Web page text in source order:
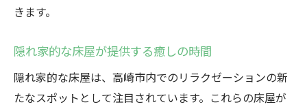
ション
シェービングで感じる高崎市の落ち着き
心身を癒す高崎市の床屋の魅力
きます。
隠れ家的な床屋が提供する癒しの時間
隠れ家的な床屋は、高崎市内でのリラクゼーションの新
たなスポットとして注目されています。これらの床屋が